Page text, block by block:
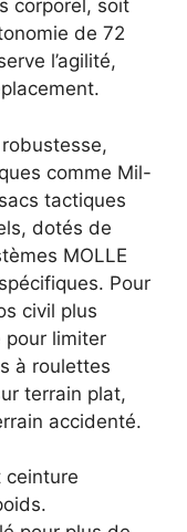
corporel, soit
de 72
l’agilité,
comme Mil-
tactiques
dotés de
MOLLE
Pour
civil plus
limiter
à roulettes
terrain plat,
accidenté.
ceinture